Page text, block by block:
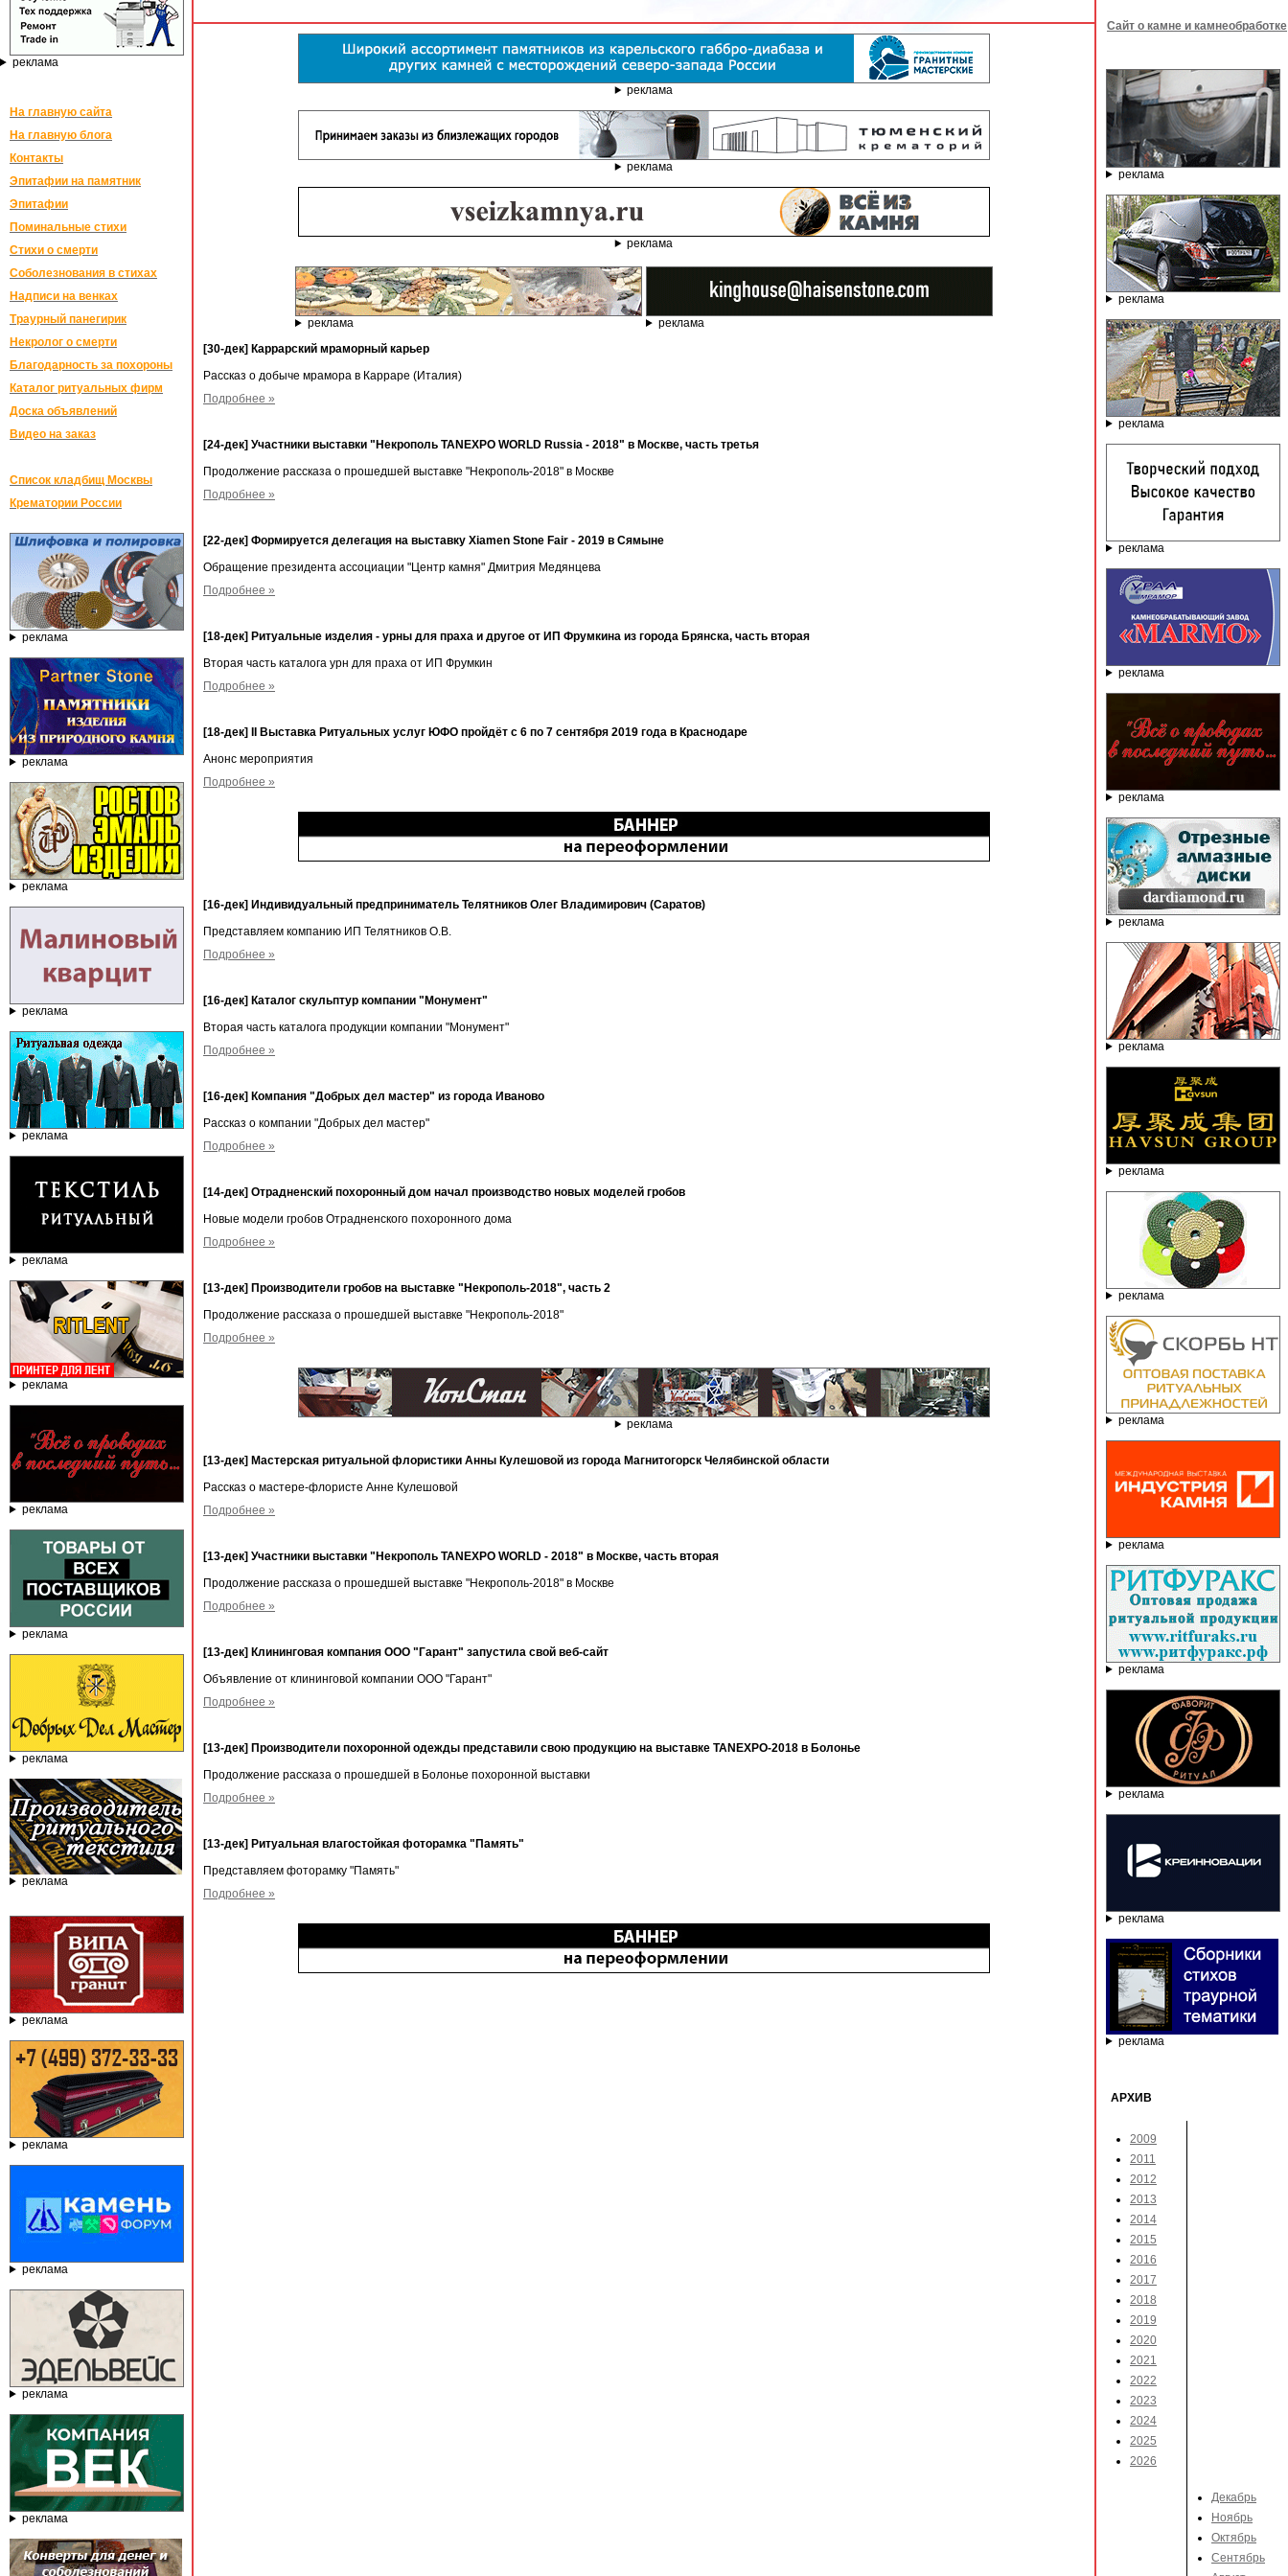
реклама
На главную сайта
На главную блога
Контакты
Эпитафии на памятник
Эпитафии
Поминальные стихи
Стихи о смерти
Соболезнования в стихах
Надписи на венках
Траурный панегирик
Некролог о смерти
Благодарность за похороны
Каталог ритуальных фирм
Доска объявлений
Видео на заказ
Список кладбищ Москвы
Крематории России
реклама
реклама
реклама
реклама
реклама
реклама
реклама
реклама
реклама
реклама
реклама
реклама
реклама
реклама
реклама
реклама
реклама
реклама
реклама
реклама
реклама
[30-дек] Каррарский мраморный карьер
Рассказ о добыче мрамора в Карраре (Италия)
Подробнее »
[24-дек] Участники выставки "Некрополь TANEXPO WORLD Russia - 2018" в Москве, часть третья
Продолжение рассказа о прошедшей выставке "Некрополь-2018" в Москве
Подробнее »
[22-дек] Формируется делегация на выставку Xiamen Stone Fair - 2019 в Сямыне
Обращение президента ассоциации "Центр камня" Дмитрия Медянцева
Подробнее »
[18-дек] Ритуальные изделия - урны для праха и другое от ИП Фрумкина из города Брянска, часть вторая
Вторая часть каталога урн для праха от ИП Фрумкин
Подробнее »
[18-дек] II Выставка Ритуальных услуг ЮФО пройдёт с 6 по 7 сентября 2019 года в Краснодаре
Анонс мероприятия
Подробнее »
[16-дек] Индивидуальный предприниматель Телятников Олег Владимирович (Саратов)
Представляем компанию ИП Телятников О.В.
Подробнее »
[16-дек] Каталог скульптур компании "Монумент"
Вторая часть каталога продукции компании "Монумент"
Подробнее »
[16-дек] Компания "Добрых дел мастер" из города Иваново
Рассказ о компании "Добрых дел мастер"
Подробнее »
[14-дек] Отрадненский похоронный дом начал производство новых моделей гробов
Новые модели гробов Отрадненского похоронного дома
Подробнее »
[13-дек] Производители гробов на выставке "Некрополь-2018", часть 2
Продолжение рассказа о прошедшей выставке "Некрополь-2018"
Подробнее »
реклама
[13-дек] Мастерская ритуальной флористики Анны Кулешовой из города Магнитогорск Челябинской области
Рассказ о мастере-флористе Анне Кулешовой
Подробнее »
[13-дек] Участники выставки "Некрополь TANEXPO WORLD - 2018" в Москве, часть вторая
Продолжение рассказа о прошедшей выставке "Некрополь-2018" в Москве
Подробнее »
[13-дек] Клининговая компания ООО "Гарант" запустила свой веб-сайт
Объявление от клининговой компании ООО "Гарант"
Подробнее »
[13-дек] Производители похоронной одежды представили свою продукцию на выставке TANEXPO-2018 в Болонье
Продолжение рассказа о прошедшей в Болонье похоронной выставки
Подробнее »
[13-дек] Ритуальная влагостойкая фоторамка "Память"
Представляем фоторамку "Память"
Подробнее »
Сайт о камне и камнеобработке
реклама
реклама
реклама
реклама
реклама
реклама
реклама
реклама
реклама
реклама
реклама
реклама
реклама
реклама
реклама
реклама
АРХИВ
2009
2011
2012
2013
2014
2015
2016
2017
2018
2019
2020
2021
2022
2023
2024
2025
2026
Декабрь
Ноябрь
Октябрь
Сентябрь